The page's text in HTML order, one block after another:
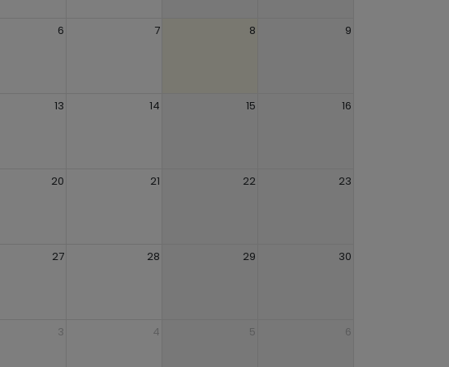
6 7 8 9
13 14 15 16
20 21 22 23
27 28 29 30
3 4 5 6